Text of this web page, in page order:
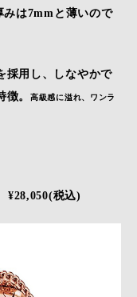
みは7mmと薄いので
採用し、しなやかで
。
高級感に溢れ、ワンラ
税込)